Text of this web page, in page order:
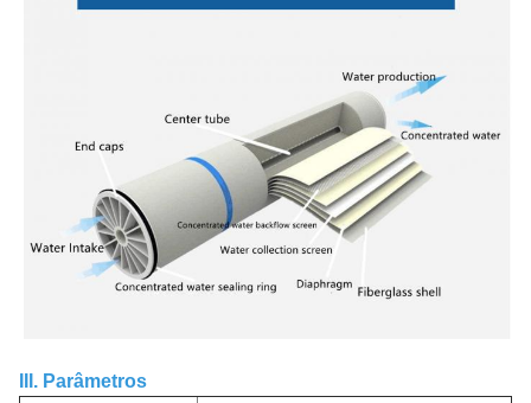
III. Parâmetros